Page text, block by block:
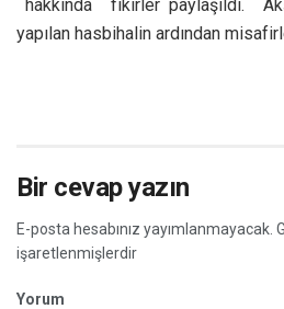
hakkında fikirler paylaşıldı.
yapılan hasbihalin ardından
Bir cevap yazın
E-posta hesabınız yayımlanmayacak.
işaretlenmişlerdir
Yorum